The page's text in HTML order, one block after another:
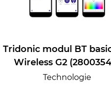
Tridonic modul BT
Wireless G2
Technologie